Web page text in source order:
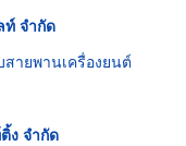
ท์ จำกัด
สายพานเครื่องยนต์
ง จำกัด